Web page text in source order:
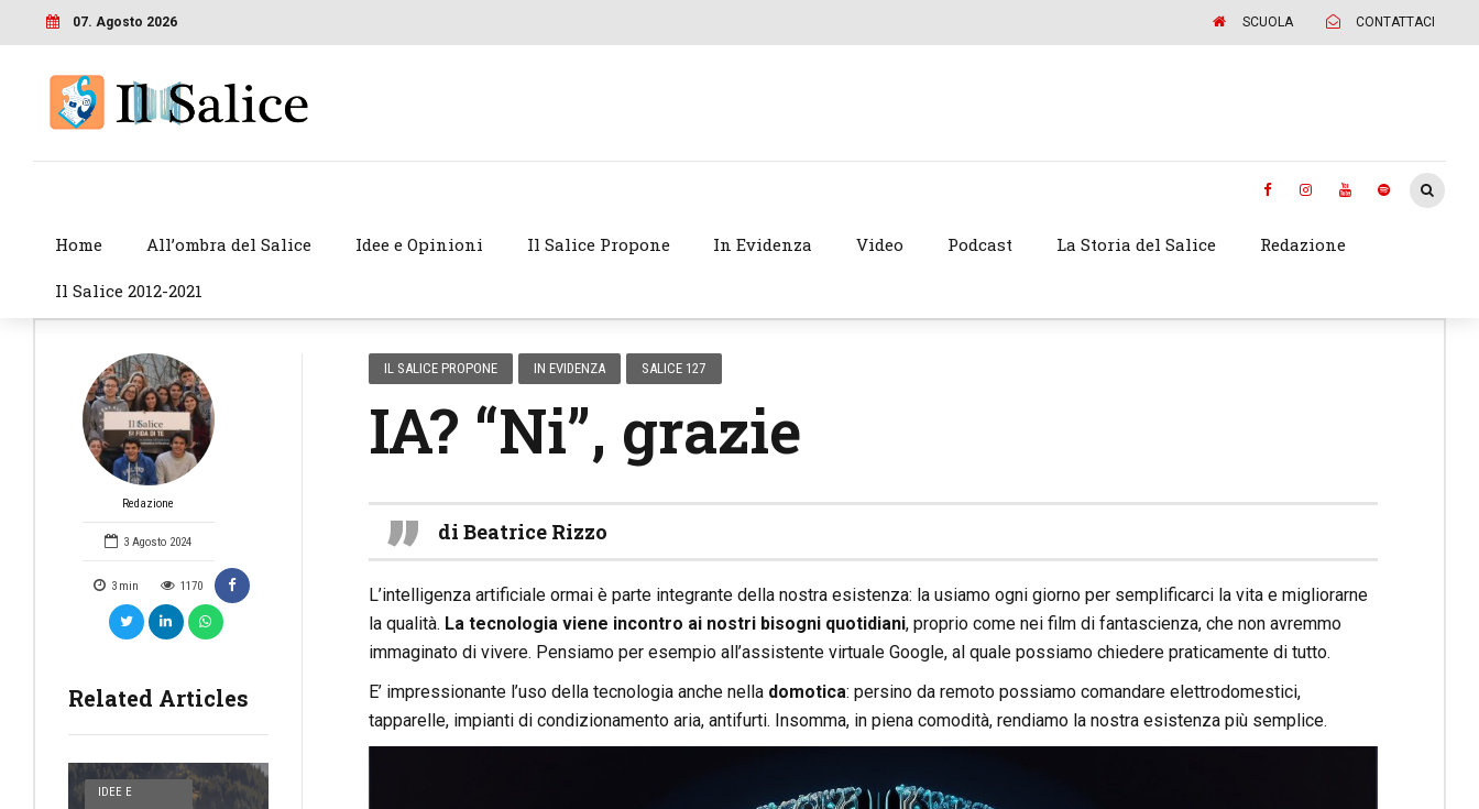
07. Agosto 2026 SCUOLA CONTATTACI
Home All’ombra del Salice Idee e Opinioni Il Salice Propone In Evidenza Video Podcast La Storia del Salice Redazione
Il Salice 2012-2021
Redazione
3 Agosto 2024
3 min 1170
Related Articles
IDEE E
IL SALICE PROPONE IN EVIDENZA SALICE 127
IA? “Ni”, grazie
di Beatrice Rizzo
L’intelligenza artificiale ormai è parte integrante della nostra esistenza: la usiamo ogni giorno per semplificarci la vita e migliorarne
la qualità. La tecnologia viene incontro ai nostri bisogni quotidiani, proprio come nei film di fantascienza, che non avremmo
immaginato di vivere. Pensiamo per esempio all’assistente virtuale Google, al quale possiamo chiedere praticamente di tutto.
E’ impressionante l’uso della tecnologia anche nella domotica: persino da remoto possiamo comandare elettrodomestici,
tapparelle, impianti di condizionamento aria, antifurti. Insomma, in piena comodità, rendiamo la nostra esistenza più semplice.